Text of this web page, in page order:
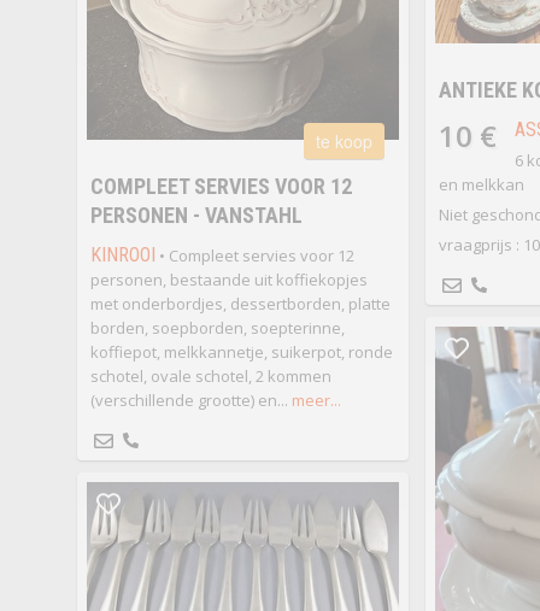
ANTIEKE
10 €
6
en melkkan
Niet
vraagprijs :
te koop
COMPLEET SERVIES VOOR 12
PERSONEN - VANSTAHL
KINROOI • Compleet servies voor 12
personen, bestaande uit koffiekopjes
met onderbordjes, dessertborden, platte
borden, soepborden, soepterinne,
koffiepot, melkkannetje, suikerpot, ronde
schotel, ovale schotel, 2 kommen
(verschillende grootte) en... meer...